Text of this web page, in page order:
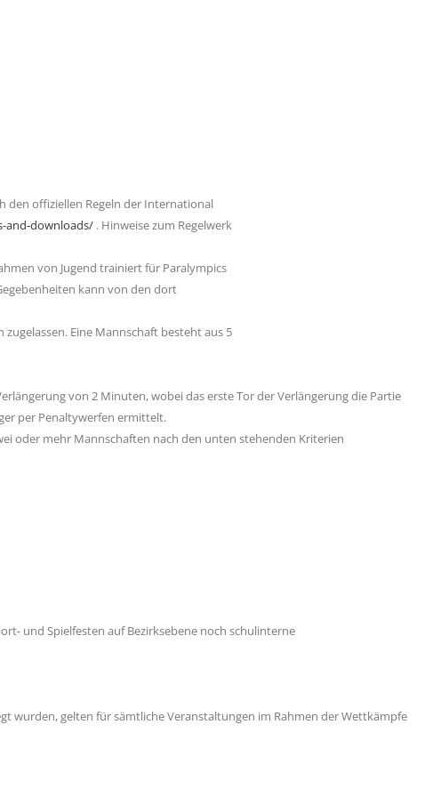
den offiziellen Regeln der International
and-downloads/ . Hinweise zum Regelwerk
von Jugend trainiert für Paralympics
kann von den dort
Eine Mannschaft besteht aus 5
von 2 Minuten, wobei das erste Tor der Verlängerung die Partie
per Penaltywerfen ermittelt.
oder mehr Mannschaften nach den unten stehenden Kriterien
und Spielfesten auf Bezirksebene noch schulinterne
wurden, gelten für sämtliche Veranstaltungen im Rahmen der Wettkämpfe